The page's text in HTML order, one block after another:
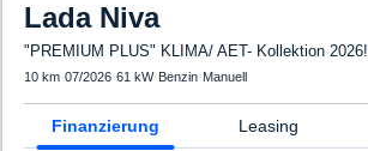
Lada Niva
"PREMIUM PLUS" KLIMA/ AET- Kollektion 2026!
10 km·07/2026·61 kW· Benzin· Manuell
Finanzierung Leasing